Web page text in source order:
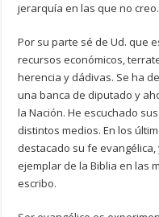
jerarquía en las que no creo.
Por su parte sé de Ud. que
recursos económicos,
herencia y dádivas. Se ha
una banca de diputado y
la Nación. He escuchado
distintos medios. En los
destacado su fe
ejemplar de la Biblia en las
escribo.